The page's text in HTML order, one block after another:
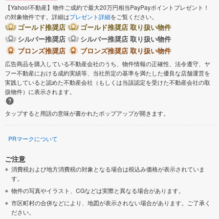
【Yahoo!不動産】物件ご成約で最大20万円相当PayPayポイントプレゼント！
の対象物件です。詳細はプレゼント詳細をご覧ください。
ゴールド推奨店
ゴールド推奨店 取り扱い物件
シルバー推奨店
シルバー推奨店 取り扱い物件
ブロンズ推奨店
ブロンズ推奨店 取り扱い物件
広告商品を購入している不動産会社のうち、物件情報の正確性、法令遵守、ヤ
フー不動産における成約実績等、当社所定の基準を満たした優良な店舗運営を
実践していると認めた不動産会社（もしくは当該認定を受けた不動産会社の取
扱物件）に表示されます。
タップすると用語の意味が書かれたポップアップが開きます。
PRマークについて
ご注意
消費税および地方消費税の対象となる場合は税込み価格が表示されていま
す。
物件の写真やイラスト、CGなどは実際と異なる場合があります。
市区町村の合併などにより、地図が表示されない場合があります。ご了承く
ださい。